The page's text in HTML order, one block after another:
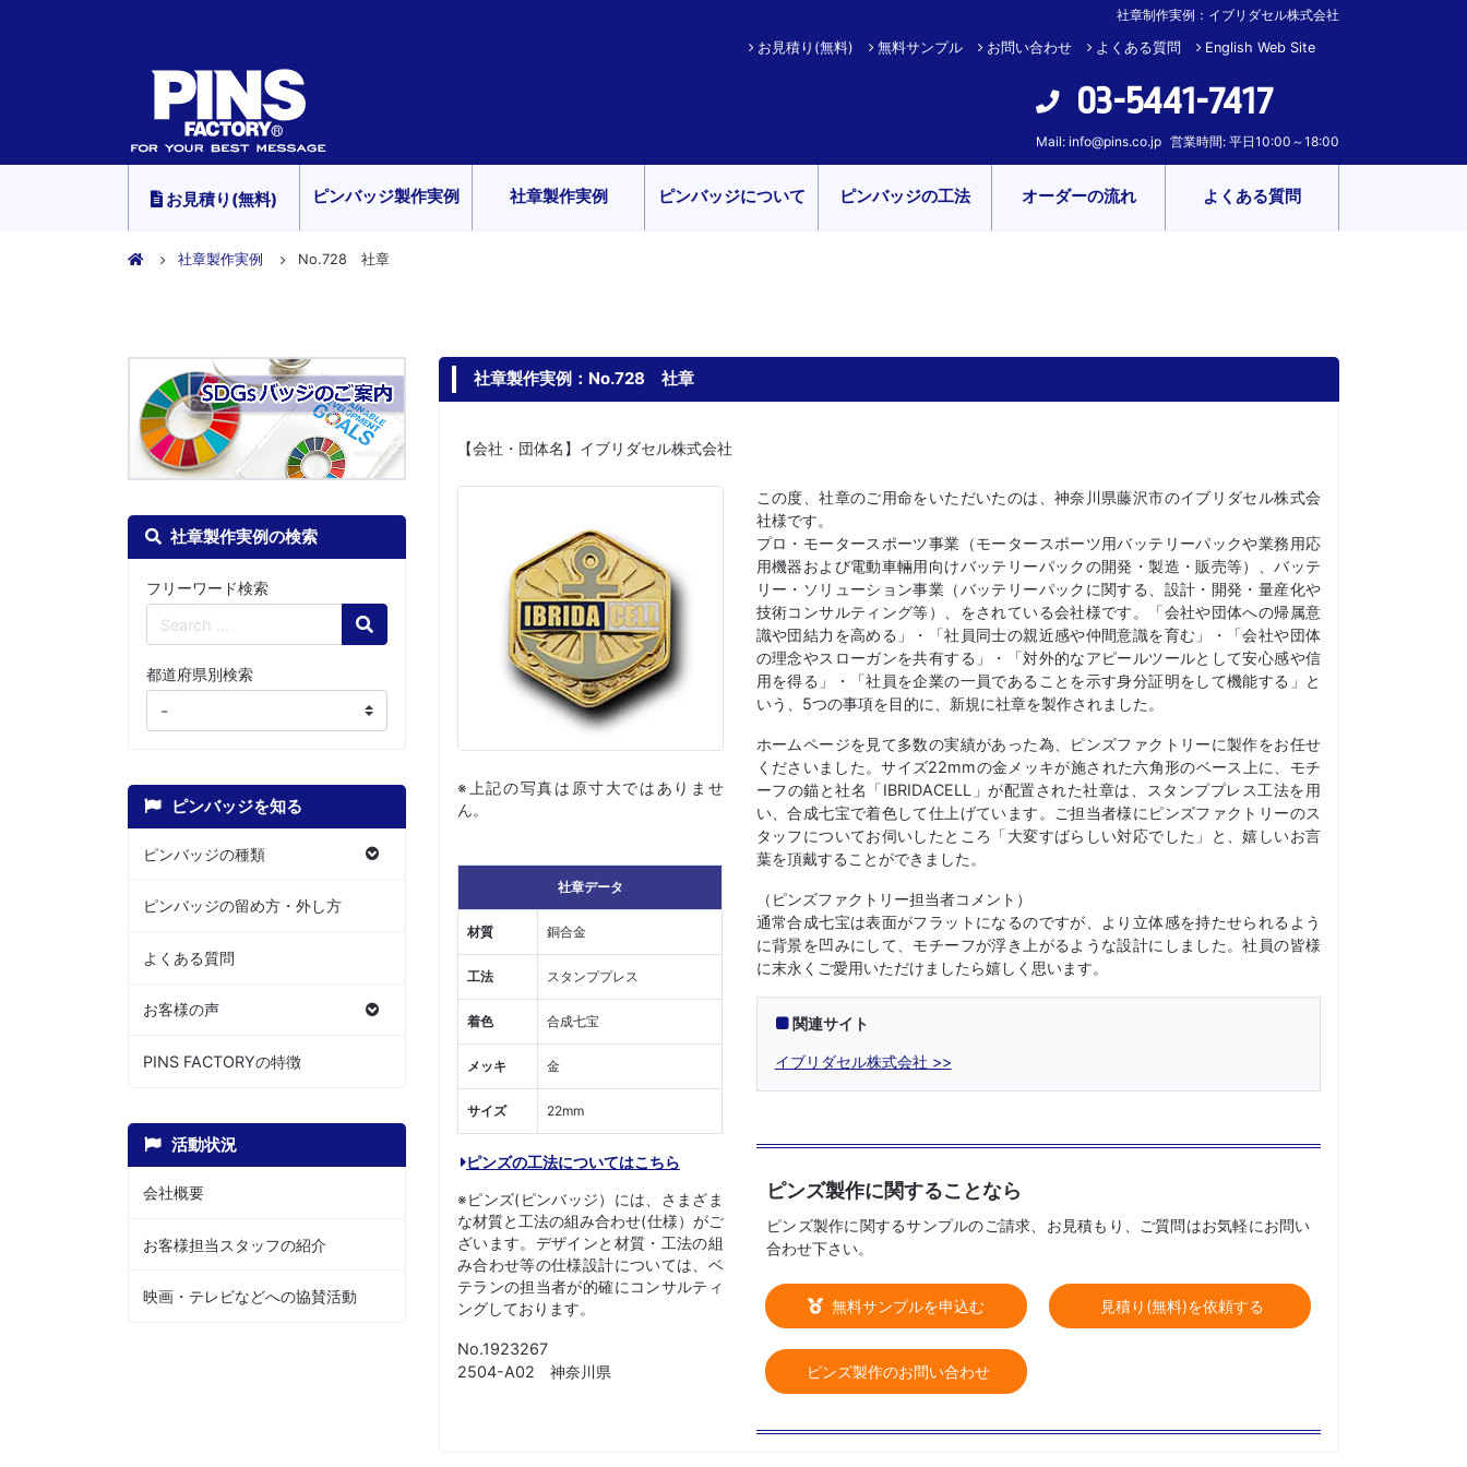
社章制作実例：イブリダセル株式会社
お見積り(無料) 無料サンプル お問い合わせ よくある質問 English Web Site
03-5441-7417
Mail: info@pins.co.jp 営業時間: 平日10:00～18:00
お見積り(無料) ピンバッジ製作実例 社章製作実例 ピンバッジについて ピンバッジの工法 オーダーの流れ よくある質問
社章製作実例 No.728 社章
社章製作実例の検索
フリーワード検索
Search
都道府県別検索
ピンバッジを知る
ピンバッジの種類
ピンバッジの留め方・外し方
よくある質問
お客様の声
PINS FACTORYの特徴
活動状況
会社概要
お客様担当スタッフの紹介
映画・テレビなどへの協賛活動
社章製作実例：No.728 社章
【会社・団体名】イブリダセル株式会社
※上記の写真は原寸大ではありませ
ん。
社章データ
材質 銅合金
工法 スタンププレス
着色 合成七宝
メッキ 金
サイズ 22mm
ピンズの工法についてはこちら
※ピンズ(ピンバッジ）には、さまざま
な材質と工法の組み合わせ(仕様）がご
ざいます。デザインと材質・工法の組
み合わせ等の仕様設計については、ベ
テランの担当者が的確にコンサルティ
ングしております。
No.1923267
2504-A02 神奈川県
この度、社章のご用命をいただいたのは、神奈川県藤沢市のイブリダセル株式会
社様です。
プロ・モータースポーツ事業（モータースポーツ用バッテリーパックや業務用応
用機器および電動車輛用向けバッテリーパックの開発・製造・販売等）、バッテ
リー・ソリューション事業（バッテリーパックに関する、設計・開発・量産化や
技術コンサルティング等）、をされている会社様です。「会社や団体への帰属意
識や団結力を高める」・「社員同士の親近感や仲間意識を育む」・「会社や団体
の理念やスローガンを共有する」・「対外的なアピールツールとして安心感や信
用を得る」・「社員を企業の一員であることを示す身分証明をして機能する」と
いう、5つの事項を目的に、新規に社章を製作されました。
ホームページを見て多数の実績があった為、ピンズファクトリーに製作をお任せ
くださいました。サイズ22mmの金メッキが施された六角形のベース上に、モチ
ーフの錨と社名「IBRIDACELL」が配置された社章は、スタンププレス工法を用
い、合成七宝で着色して仕上げています。ご担当者様にピンズファクトリーのス
タッフについてお伺いしたところ「大変すばらしい対応でした」と、嬉しいお言
葉を頂戴することができました。
（ピンズファクトリー担当者コメント）
通常合成七宝は表面がフラットになるのですが、より立体感を持たせられるよう
に背景を凹みにして、モチーフが浮き上がるような設計にしました。社員の皆様
に末永くご愛用いただけましたら嬉しく思います。
関連サイト
イブリダセル株式会社
ピンズ製作に関することなら
ピンズ製作に関するサンプルのご請求、お見積もり、ご質問はお気軽にお問い
合わせ下さい。
無料サンプルを申込む 見積り(無料)を依頼する
ピンズ製作のお問い合わせ